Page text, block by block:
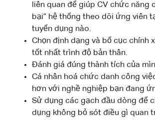
liên quan để giúp CV chức năng
bại” hệ thống theo dõi ứng viên
tuyển dụng nào.
Chọn định dạng và bố cục chính
tốt nhất trình độ bản thân.
Đánh giá đúng thành tích của
Cá nhân hoá chức danh công
hơn với nghề nghiệp bạn đang
Sử dụng các gạch đầu dòng để
dụng không bỏ sót điều gì quan